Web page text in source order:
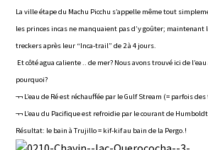
La ville étape du Machu Picchu s’appelle même tout
les princes incas ne manquaient pas d’y goûter; maintenant
treckers après leur “Inca-trail” de 2 à 4 jours.
Et côté agua caliente .. de mer? Nous avons trouvé ici de
pourquoi?
¬¬ L’eau de Ré est réchauffée par le Gulf Stream (= parfois
¬¬ L’eau du Pacifique est refroidie par le courant de
Résultat: le bain à Trujillo = kif-kif au bain de la Pergo.!